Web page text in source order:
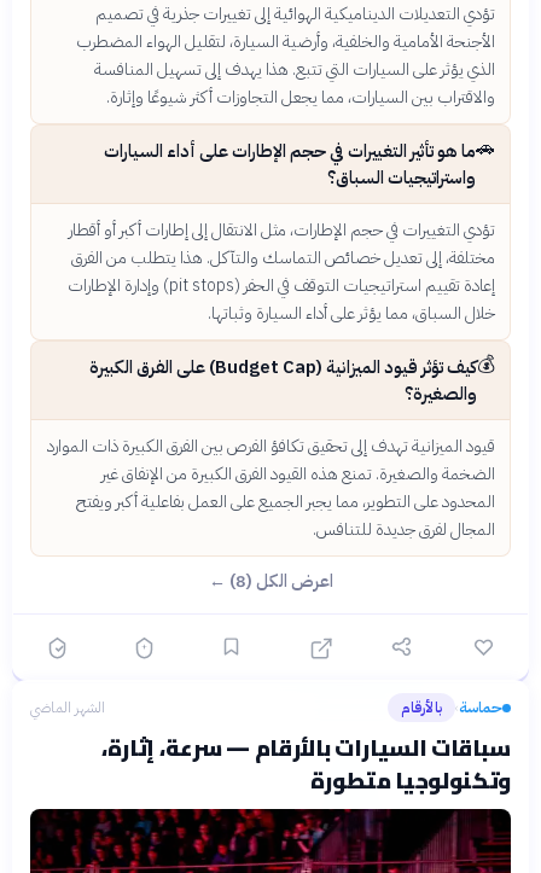
تؤدي التعديلات الديناميكية الهوائية إلى تغييرات جذرية في تصميم
الأجنحة الأمامية والخلفية، وأرضية السيارة، لتقليل الهواء المضطرب
الذي يؤثر على السيارات التي تتبع. هذا يهدف إلى تسهيل المنافسة
والاقتراب بين السيارات، مما يجعل التجاوزات أكثر شيوعًا وإثارة.
🚗ما هو تأثير التغييرات في حجم الإطارات على أداء السيارات
واستراتيجيات السباق؟
تؤدي التغييرات في حجم الإطارات، مثل الانتقال إلى إطارات أكبر أو أقطار
مختلفة، إلى تعديل خصائص التماسك والتآكل. هذا يتطلب من الفرق
إعادة تقييم استراتيجيات التوقف في الحفر (pit stops) وإدارة الإطارات
خلال السباق، مما يؤثر على أداء السيارة وثباتها.
💰
كيف تؤثر قيود الميزانية (Budget Cap) على الفرق الكبيرة
والصغيرة؟
قيود الميزانية تهدف إلى تحقيق تكافؤ الفرص بين الفرق الكبيرة ذات الموارد
الضخمة والصغيرة. تمنع هذه القيود الفرق الكبيرة من الإنفاق غير
المحدود على التطوير، مما يجبر الجميع على العمل بفاعلية أكبر ويفتح
المجال لفرق جديدة للتنافس.
اعرض الكل (8) ←
حماسة› بالأرقام الشهر الماضي
سباقات السيارات بالأرقام — سرعة، إثارة،
وتكنولوجيا متطورة